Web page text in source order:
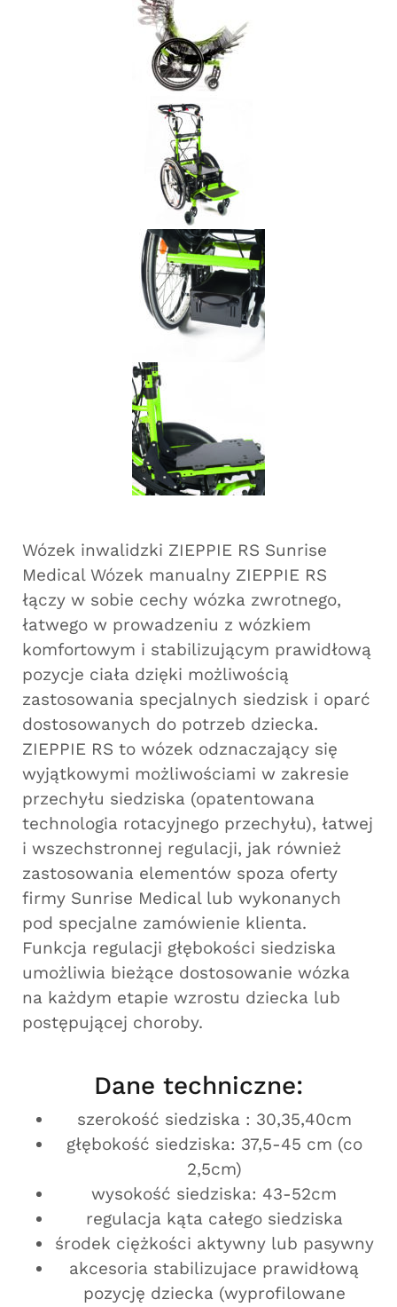
Wózek inwalidzki ZIEPPIE RS Sunrise
Medical Wózek manualny ZIEPPIE RS
łączy w sobie cechy wózka zwrotnego,
łatwego w prowadzeniu z wózkiem
komfortowym i stabilizującym prawidłową
pozycje ciała dzięki możliwością
zastosowania specjalnych siedzisk i oparć
dostosowanych do potrzeb dziecka.
ZIEPPIE RS to wózek odznaczający się
wyjątkowymi możliwościami w zakresie
przechyłu siedziska (opatentowana
technologia rotacyjnego przechyłu), łatwej
i wszechstronnej regulacji, jak również
zastosowania elementów spoza oferty
firmy Sunrise Medical lub wykonanych
pod specjalne zamówienie klienta.
Funkcja regulacji głębokości siedziska
umożliwia bieżące dostosowanie wózka
na każdym etapie wzrostu dziecka lub
postępującej choroby.
Dane techniczne:
szerokość siedziska : 30,35,40cm
głębokość siedziska: 37,5-45 cm (co
2,5cm)
wysokość siedziska: 43-52cm
regulacja kąta całego siedziska
środek ciężkości aktywny lub pasywny
akcesoria stabilizujace prawidłową
pozycję dziecka (wyprofilowane